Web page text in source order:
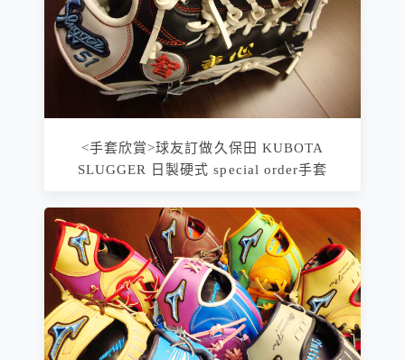
<手套欣賞>球友訂做久保田 KUBOTA
SLUGGER 日製硬式 special order手套